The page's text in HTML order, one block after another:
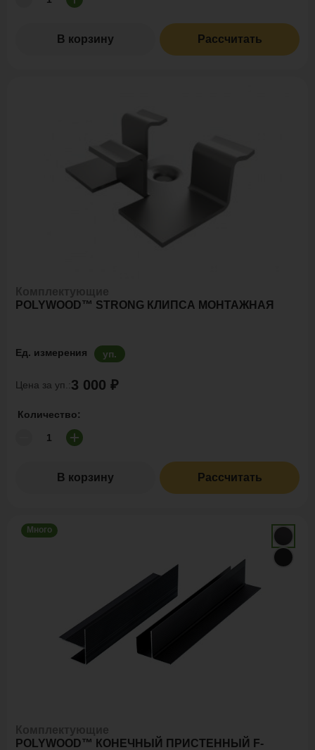
В корзину Рассчитать
POLYWOOD™ STRONG КЛИПСА МОНТАЖНАЯ
Ед. измерения уп.
Цена за уп.:3 000 ₽
Количество:
В корзину Рассчитать
Много
POLYWOOD™ КОНЕЧНЫЙ ПРИСТЕННЫЙ F-